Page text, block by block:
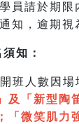
學員請於期限
通知，逾期視
知：
班人數因場
及「新型陶
；
「微笑肌力